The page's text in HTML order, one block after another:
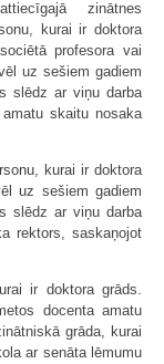
zinātnes
kurai ir doktora
profesora vai
uz sešiem gadiem
slēdz ar viņu darba
skaitu nosaka
kurai ir doktora
uz sešiem gadiem
slēdz ar viņu darba
rektors, saskaņojot
ir doktora grāds.
docenta amatu
grāda, kurai
ar senāta lēmumu